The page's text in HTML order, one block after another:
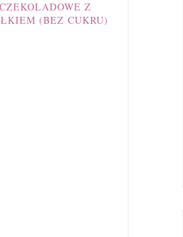
CZEKOLADOWE Z
(BEZ CUKRU)